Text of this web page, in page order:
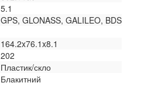
5.1
GPS, GLONASS, GALILEO, BDS
164.2x76.1x8.1
202
Пластик/скло
Блакитний